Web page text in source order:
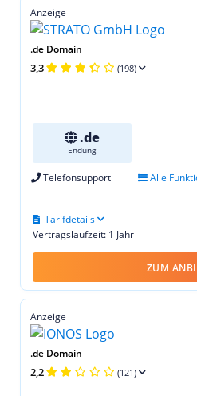
Anzeige
.de Domain
3,3 (198)
.de
Endung
Telefonsupport Alle
Vertragslaufzeit: 1 Jahr
Tarifdetails
ZUM
Anzeige
.de Domain
2,2 (121)